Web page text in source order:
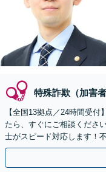
特殊詐欺（加害者
【全国13拠点／24時間受
たら、すぐにご相談くださ
士がスピード対応します！
動を行います。